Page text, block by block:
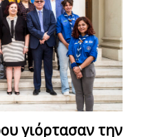
γιόρτασαν την